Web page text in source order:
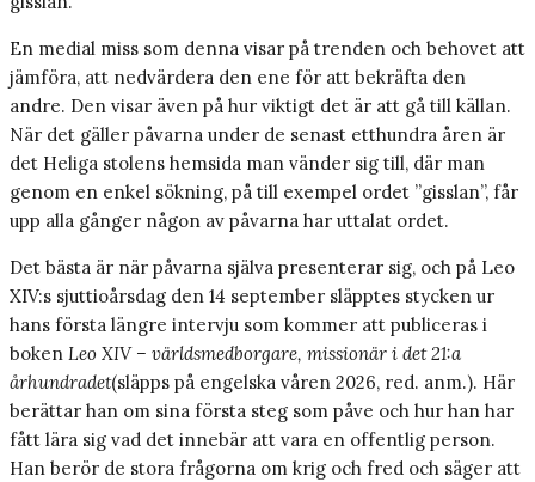
En medial miss som denna visar på trenden och behovet att
jämföra, att nedvärdera den ene för att bekräfta den
andre. Den visar även på hur viktigt det är att gå till källan.
När det gäller påvarna under de senast etthundra åren är
det Heliga stolens hemsida man vänder sig till, där man
genom en enkel sökning, på till exempel ordet ”gisslan”, får
upp alla gånger någon av påvarna har uttalat ordet.
Det bästa är när påvarna själva presenterar sig, och på Leo
XIV:s sjuttioårsdag den 14 september släpptes stycken ur
hans första längre intervju som kommer att publiceras i
boken Leo XIV – världsmedborgare, missionär i det 21:a
århundradet(släpps på engelska våren 2026, red. anm.). Här
berättar han om sina första steg som påve och hur han har
fått lära sig vad det innebär att vara en offentlig person.
Han berör de stora frågorna om krig och fred och säger att